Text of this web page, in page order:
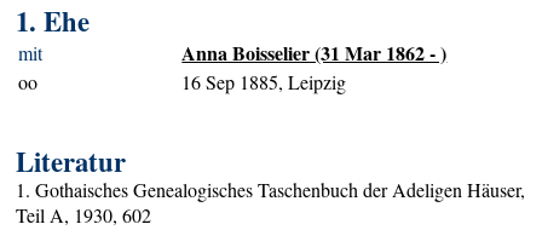
1. Ehe
mit Anna Boisselier (31 Mar 1862 - )
oo 16 Sep 1885, Leipzig
Literatur
1. Gothaisches Genealogisches Taschenbuch der Adeligen Häuser,
Teil A, 1930, 602